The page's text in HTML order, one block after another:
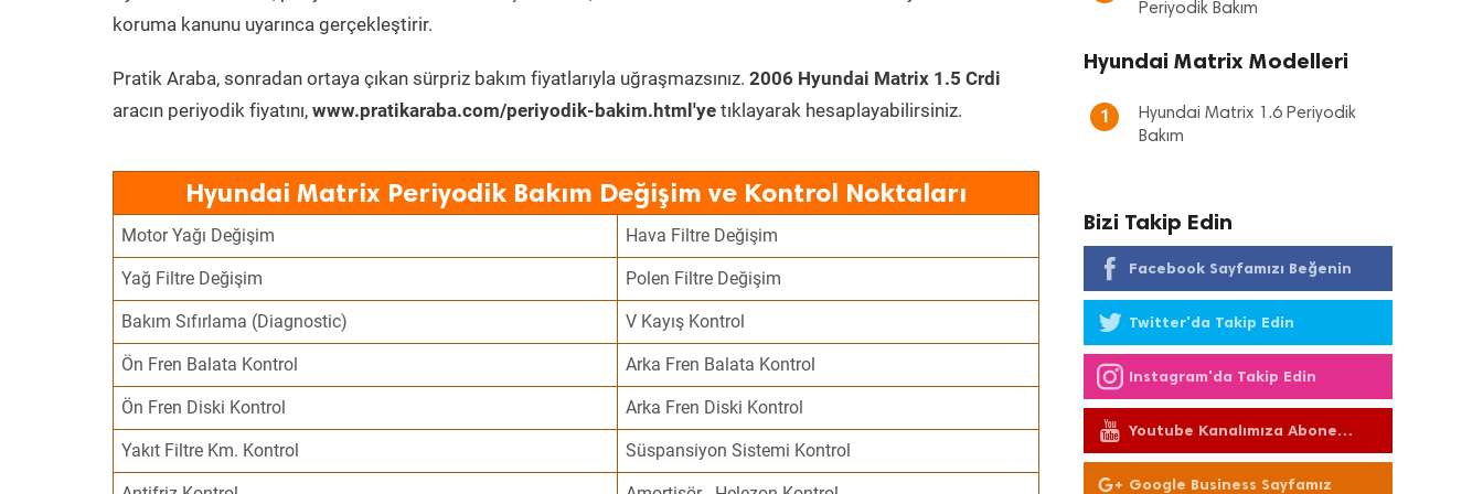
koruma kanunu uyarınca gerçekleştirir.
Pratik Araba, sonradan ortaya çıkan sürpriz bakım fiyatlarıyla uğraşmazsınız. 2006 Hyundai Matrix 1.5 Crdi
aracın periyodik fiyatını, www.pratikaraba.com/periyodik-bakim.html'ye tıklayarak hesaplayabilirsiniz.
Hyundai Matrix Periyodik Bakım Değişim ve Kontrol Noktaları
Motor Yağı Değişim Hava Filtre Değişim
Yağ Filtre Değişim Polen Filtre Değişim
Bakım Sıfırlama (Diagnostic) V Kayış Kontrol
Ön Fren Balata Kontrol Arka Fren Balata Kontrol
Ön Fren Diski Kontrol Arka Fren Diski Kontrol
Yakıt Filtre Km. Kontrol Süspansiyon Sistemi Kontrol
Periyodik Bakım
Hyundai Matrix Modelleri
1
Hyundai Matrix 1.6 Periyodik
Bakım
Bizi Takip Edin
Facebook Sayfamızı Beğenin
Twitter'da Takip Edin
Instagram'da Takip Edin
Youtube Kanalımıza Abone
Olun
Google Business Sayfamız